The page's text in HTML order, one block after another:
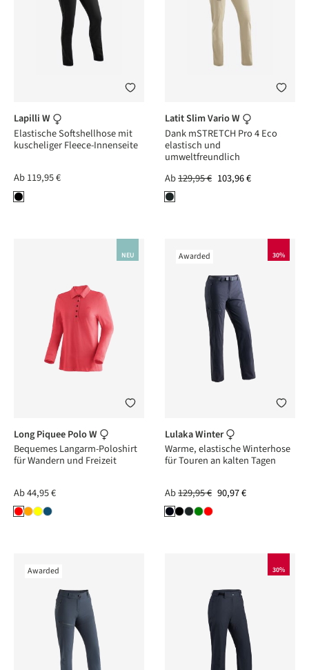
Lapilli W
Elastische Softshellhose mit
kuscheliger Fleece-Innenseite
Ab119,95 €
Latit Slim Vario W
Dank mSTRETCH Pro 4 Eco
elastisch und
umweltfreundlich
Ab129,95 € 103,96 €
NEU
Long Piquee Polo W
Bequemes Langarm-Poloshirt
für Wandern und Freizeit
Ab44,95 €
30%
Awarded
Lulaka Winter
Warme, elastische Winterhose
für Touren an kalten Tagen
Ab129,95 € 90,97 €
Awarded 30%